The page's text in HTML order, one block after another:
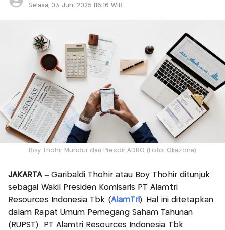
Selasa, 03 Juni 2025 |16:16 WIB
Boy Thohir Mundur dari Presdir ADRO (Foto: Okezone)
JAKARTA– Garibaldi Thohir atau Boy Thohir ditunjuk
sebagai Wakil Presiden Komisaris PT Alamtri
Resources Indonesia Tbk (AlamTri). Hal ini ditetapkan
dalam Rapat Umum Pemegang Saham Tahunan
(RUPST) PT Alamtri Resources Indonesia Tbk